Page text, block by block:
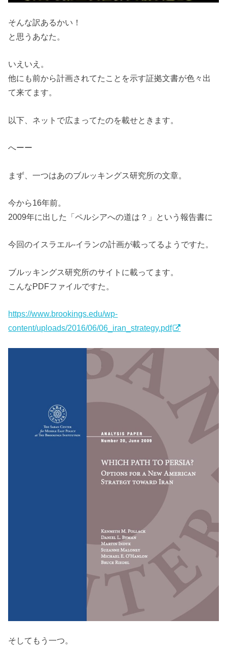
そんな訳あるかい！
と思うあなた。
いえいえ。
他にも前から計画されてたことを示す証拠文書が色々出
て来てます。
以下、ネットで広まってたのを載せときます。
へーー
まず、一つはあのブルッキングス研究所の文章。
今から16年前。
2009年に出した「ペルシアへの道は？」という報告書に
今回のイスラエル-イランの計画が載ってるようですた。
ブルッキングス研究所のサイトに載ってます。
こんなPDFファイルですた。
https://www.brookings.edu/wp-
content/uploads/2016/06/06_iran_strategy.pdf
そしてもう一つ。